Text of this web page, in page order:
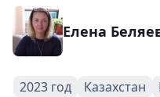
Елена
2023 год Казахстан